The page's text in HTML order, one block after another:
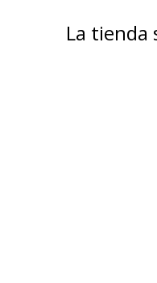
La tienda